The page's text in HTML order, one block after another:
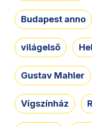
Budapest anno
világelső
Gustav Mahler
Vígszínház